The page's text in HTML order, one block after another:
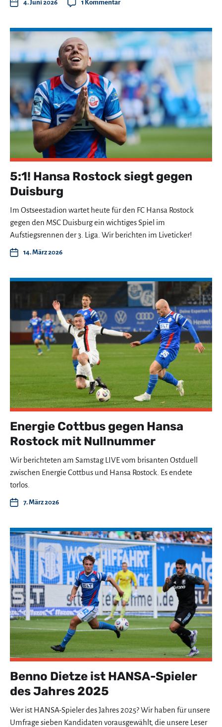
4. Juni 2026 1 Kommentar
5:1! Hansa Rostock siegt gegen
Duisburg
Im Ostseestadion wartet heute für den FC Hansa Rostock
gegen den MSC Duisburg ein wichtiges Spiel im
Aufstiegsrennen der 3. Liga. Wir berichten im Liveticker!
14. März 2026
Energie Cottbus gegen Hansa
Rostock mit Nullnummer
Wir berichteten am Samstag LIVE vom brisanten Ostduell
zwischen Energie Cottbus und Hansa Rostock. Es endete
torlos.
7. März 2026
Benno Dietze ist HANSA-Spieler
des Jahres 2025
Wer ist HANSA-Spieler des Jahres 2025? Wir haben für unsere
Umfrage sieben Kandidaten vorausgewählt, die unsere Leser